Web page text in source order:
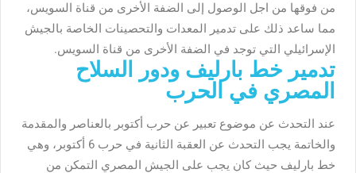
من فوقها من اجل الوصول إلى الضفة الأخرى من قناة السويس،
مما ساعد ذلك على تدمير المعدات والتحصينات الخاصة بالجيش
الإسرائيلي التي توجد في الضفة الأخرى من قناة السويس.
تدمير خط بارليف ودور السلاح
المصري في الحرب
عند التحدث عن موضوع تعبير عن حرب أكتوبر بالعناصر والمقدمة
والخاتمة يجب التحدث عن العقبة الثانية في حرب 6 أكتوبر، وهي
خط بارليف حيث كان يجب على الجيش المصري التمكن من